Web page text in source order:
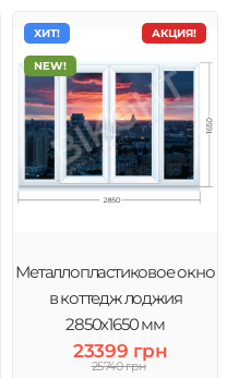
АКЦИЯ!
ХИТ!
NEW!
Металлопластиковое окно
в коттедж лоджия
2850х1650 мм
23399 грн
25740 грн